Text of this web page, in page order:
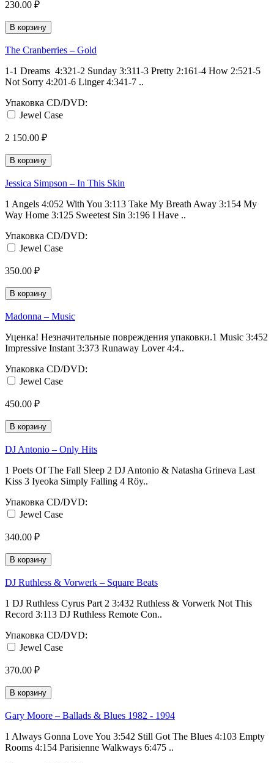
230.00 ₽
В корзину
The Cranberries ‎– Gold
1-1 Dreams 4:321-2 Sunday 3:311-3 Pretty 2:161-4 How 2:521-5
Not Sorry 4:201-6 Linger 4:341-7 ..
Упаковка CD/DVD:
Jewel Case
2 150.00 ₽
В корзину
Jessica Simpson ‎– In This Skin
1 Angels 4:052 With You 3:113 Take My Breath Away 3:154 My
Way Home 3:125 Sweetest Sin 3:196 I Have ..
Упаковка CD/DVD:
Jewel Case
350.00 ₽
В корзину
Madonna ‎– Music
Уценка! Незначительные повреждения упаковки.1 Music 3:452
Impressive Instant 3:373 Runaway Lover 4:4..
Упаковка CD/DVD:
Jewel Case
450.00 ₽
В корзину
DJ Antonio ‎– Only Hits
1 Poets Of The Fall Sleep 2 DJ Antonio & Natasha Grineva Last
Kiss 3 Iyeoka Simply Falling 4 Röy..
Упаковка CD/DVD:
Jewel Case
340.00 ₽
В корзину
DJ Ruthless & Vorwerk ‎– Square Beats
1 DJ Ruthless Cyrus Part 2 3:432 Ruthless & Vorwerk Not This
Record 3:113 DJ Ruthless Remote Con..
Упаковка CD/DVD:
Jewel Case
370.00 ₽
В корзину
Gary Moore ‎– Ballads & Blues 1982 - 1994
1 Always Gonna Love You 3:542 Still Got The Blues 4:103 Empty
Rooms 4:154 Parisienne Walkways 6:475 ..